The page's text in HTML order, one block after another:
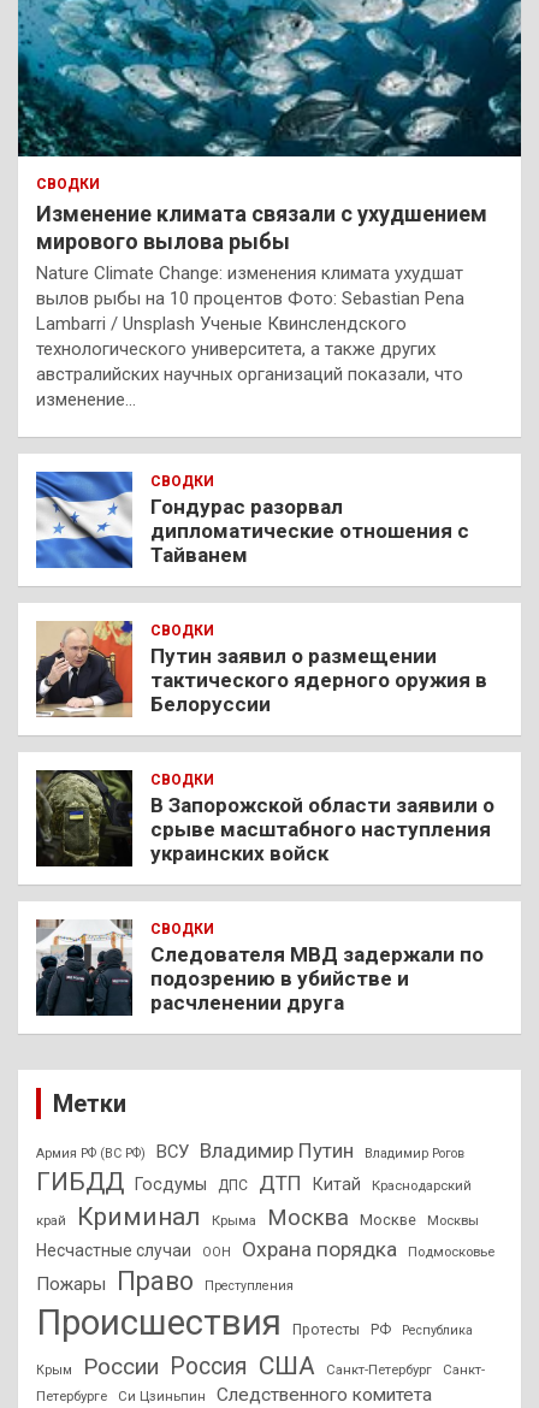
СВОДКИ
Изменение климата связали с ухудшением
мирового вылова рыбы
Nature Climate Change: изменения климата ухудшат
вылов рыбы на 10 процентов Фото: Sebastian Pena
Lambarri / Unsplash Ученые Квинслендского
технологического университета, а также других
австралийских научных организаций показали, что
изменение…
СВОДКИ
Гондурас разорвал
дипломатические отношения с
Тайванем
СВОДКИ
Путин заявил о размещении
тактического ядерного оружия в
Белоруссии
СВОДКИ
В Запорожской области заявили о
срыве масштабного наступления
украинских войск
СВОДКИ
Следователя МВД задержали по
подозрению в убийстве и
расчленении друга
Метки
Армия РФ (ВС РФ) ВСУ Владимир Путин Владимир Рогов
ГИБДД Госдумы ДПС ДТП Китай Краснодарский
край Криминал Крыма Москва Москве Москвы
Несчастные случаи ООН Охрана порядка Подмосковье
Пожары Право Преступления
Происшествия Протесты РФ Республика
Крым России Россия США Санкт-Петербург
Санкт-
Петербурге
Си Цзиньпин
Следственного комитета